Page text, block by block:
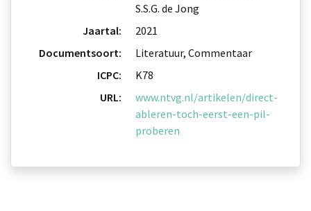
S.S.G. de Jong
Jaartal:
2021
Documentsoort:
Literatuur, Commentaar
ICPC:
K78
URL:
www.ntvg.nl/artikelen/direct-
ableren-toch-eerst-een-pil-
proberen